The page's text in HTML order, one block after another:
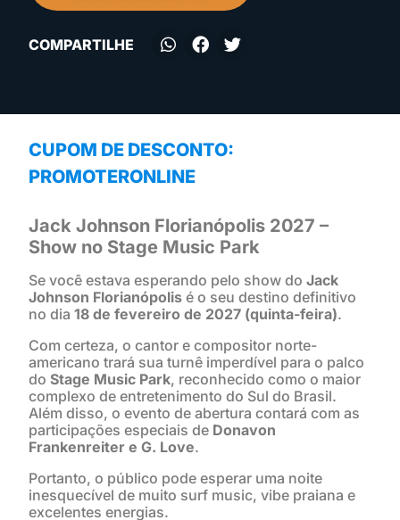
COMPARTILHE
CUPOM DE DESCONTO:
PROMOTERONLINE
Jack Johnson Florianópolis 2027 –
Show no Stage Music Park
Se você estava esperando pelo show do Jack
Johnson Florianópolis é o seu destino definitivo
no dia 18 de fevereiro de 2027 (quinta-feira).
Com certeza, o cantor e compositor norte-
americano trará sua turnê imperdível para o palco
do Stage Music Park, reconhecido como o maior
complexo de entretenimento do Sul do Brasil.
Além disso, o evento de abertura contará com as
participações especiais de Donavon
Frankenreiter e G. Love.
Portanto, o público pode esperar uma noite
inesquecível de muito surf music, vibe praiana e
excelentes energias.